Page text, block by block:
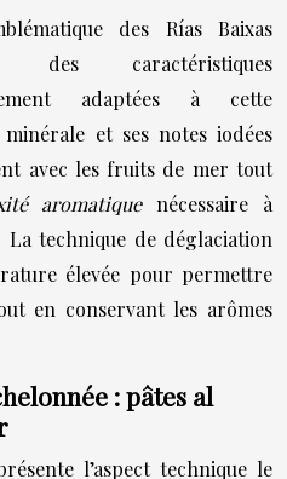
des Rías Baixas
des caractéristiques
adaptées à cette
et ses notes iodées
avec les fruits de mer tout
aromatiquenécessaire à
technique de déglaciation
élevée pour permettre
en conservant les arômes
: pâtes al
l’aspect technique le